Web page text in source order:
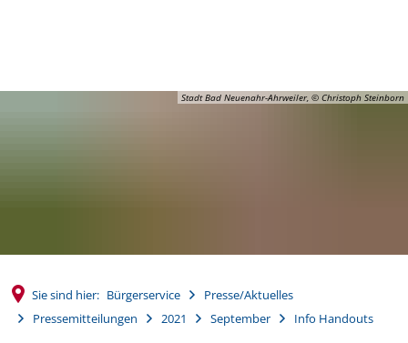
Stadt Bad Neuenahr-Ahrweiler, © Christoph Steinborn
Sie sind hier: Bürgerservice
Presse/Aktuelles
Pressemitteilungen
2021 September Info Handouts